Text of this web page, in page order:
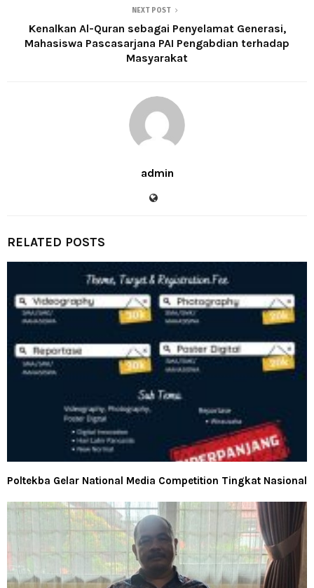
NEXT POST
Kenalkan Al-Quran sebagai Penyelamat Generasi,
Mahasiswa Pascasarjana PAI Pengabdian terhadap
Masyarakat
admin
RELATED POSTS
Poltekba Gelar National Media Competition Tingkat Nasional